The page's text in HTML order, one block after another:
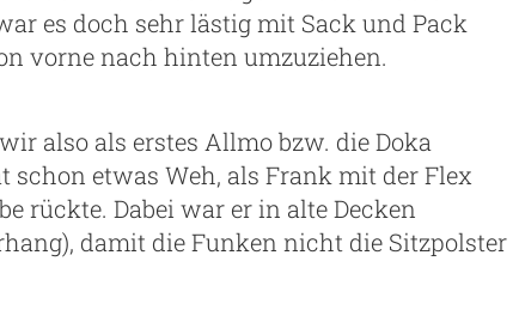
es doch sehr lästig mit Sack und Pack
vorne nach hinten umzuziehen.
also als erstes Allmo bzw. die Doka
schon etwas Weh, als Frank mit der Flex
rückte. Dabei war er in alte Decken
damit die Funken nicht die Sitzpolster